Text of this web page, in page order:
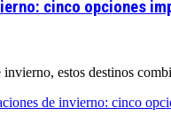
cinco opciones
estos destinos
de invierno: cinco